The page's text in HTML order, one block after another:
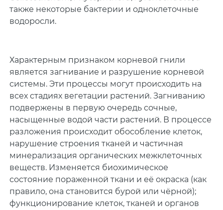
также некоторые бактерии и одноклеточные
водоросли.
Характерным признаком корневой гнили
является загнивание и разрушение корневой
системы. Эти процессы могут происходить на
всех стадиях вегетации растений. Загниванию
подвержены в первую очередь сочные,
насыщенные водой части растений. В процессе
разложения происходит обособление клеток,
нарушение строения тканей и частичная
минерализация органических межклеточных
веществ. Изменяется биохимическое
состояние пораженной ткани и её окраска (как
правило, она становится бурой или чёрной);
функционирование клеток, тканей и органов